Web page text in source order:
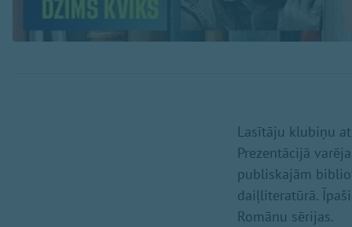
Lasītāju klubiņu
Prezentācijā
publiskajām
daiļliteratūrā.
Romānu sērijas.